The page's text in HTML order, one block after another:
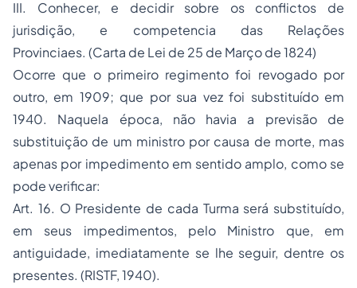
III. Conhecer, e decidir sobre os conflictos de
jurisdição, e competencia das Relações
Provinciaes. (Carta de Lei de 25 de Março de 1824)
Ocorre que o primeiro regimento foi revogado por
outro, em 1909; que por sua vez foi substituído em
1940. Naquela época, não havia a previsão de
substituição de um ministro por causa de morte, mas
apenas por impedimento em sentido amplo, como se
pode verificar:
Art. 16. O Presidente de cada Turma será substituído,
em seus impedimentos, pelo Ministro que, em
antiguidade, imediatamente se lhe seguir, dentre os
presentes. (RISTF, 1940).